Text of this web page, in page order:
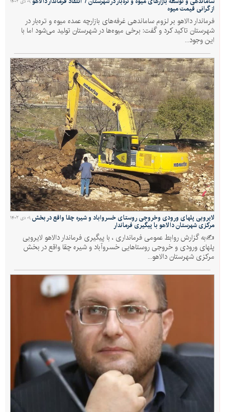
از گرانی قیمت میوه
فرماندار دالاهو بر لزوم ساماندهی غرفه‌های بازارچه عمده میوه و تره‌بار در
شهرستان تاکید کرد و گفت: برخی میوه‌ها در شهرستان تولید می‌شود اما با
این وجود...
۰۹ دی ۱۴۰۲ لایروبی پلهای ورودی وخروجی روستای خسرواباد و شیره چقا واقع در بخش
مرکزی شهرستان دالاهو با پیگیری فرماندار
✍به گزارش روابط عمومی فرمانداری ، با پیگیری فرماندار دالاهو لایروبی
پلهای ورودی و خروجی روستاهایی خسروآباد و شیره چقا واقع در بخش
مرکزی شهرستان دالاهو...